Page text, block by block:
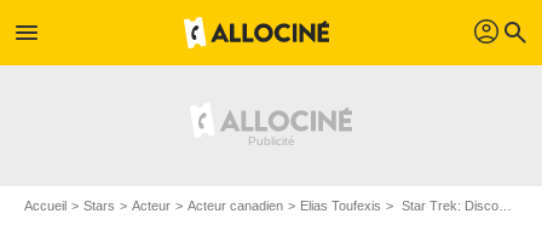
menu profil search
Accueil Stars Acteur Acteur canadien Elias Toufexis Star Trek: Discovery : Photo Elias Toufexis, Eve Harlow